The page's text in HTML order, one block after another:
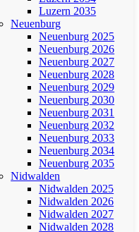
Luzern 2035
Neuenburg
Neuenburg 2025
Neuenburg 2026
Neuenburg 2027
Neuenburg 2028
Neuenburg 2029
Neuenburg 2030
Neuenburg 2031
Neuenburg 2032
Neuenburg 2033
Neuenburg 2034
Neuenburg 2035
Nidwalden
Nidwalden 2025
Nidwalden 2026
Nidwalden 2027
Nidwalden 2028